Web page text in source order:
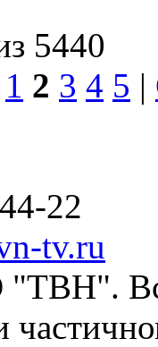
5440
1 2 3 4 5 |
22
tv.ru